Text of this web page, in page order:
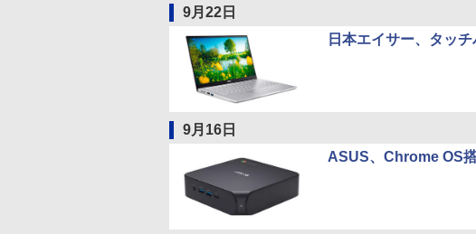
9月22日
日本エイサー、タッ
9月16日
ASUS、Chrome OS